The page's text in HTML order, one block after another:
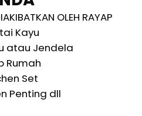
OLEH RAYAP
Kayu
atau Jendela
Rumah
Set
Penting dll